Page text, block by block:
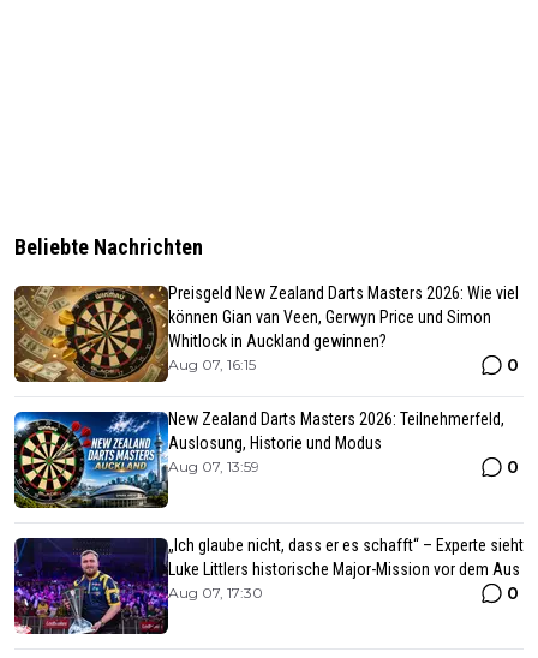
Beliebte Nachrichten
Preisgeld New Zealand Darts Masters 2026: Wie viel
können Gian van Veen, Gerwyn Price und Simon
Whitlock in Auckland gewinnen?
Aug 07, 16:15 0
New Zealand Darts Masters 2026: Teilnehmerfeld,
Auslosung, Historie und Modus
Aug 07, 13:59 0
„Ich glaube nicht, dass er es schafft“ – Experte sieht
Luke Littlers historische Major-Mission vor dem Aus
Aug 07, 17:30 0